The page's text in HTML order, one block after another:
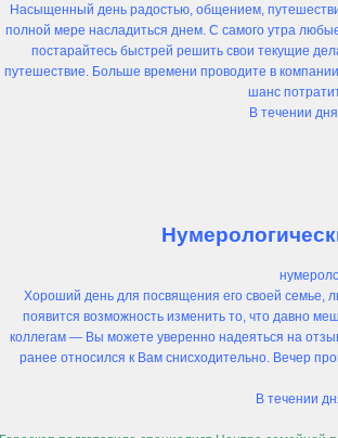
Насыщенный день радостью, общением,
полной мере насладиться днем. С самого утра
постарайтесь быстрей решить свои текущие
путешествие. Больше времени проводите в
шанс
В течении
Хороший день для посвящения его своей семье,
появится возможность изменить то, что давно
коллегам — Вы можете уверенно надеяться на
ранее относился к Вам снисходительно. Вечер
В течении